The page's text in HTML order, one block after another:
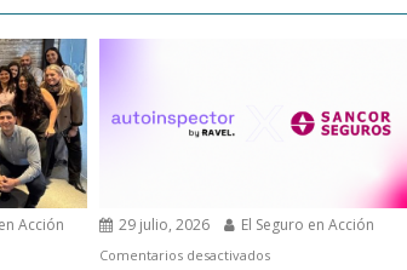
Acción 29 julio, 2026 El Seguro en Acción
Comentarios desactivadosen